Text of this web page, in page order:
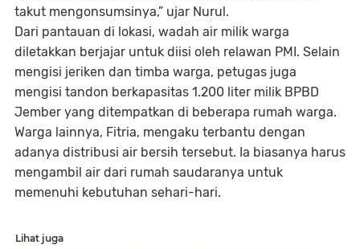
takut mengonsumsinya,” ujar Nurul.
Dari pantauan di lokasi, wadah air milik warga
diletakkan berjajar untuk diisi oleh relawan PMI. Selain
mengisi jeriken dan timba warga, petugas juga
mengisi tandon berkapasitas 1.200 liter milik BPBD
Jember yang ditempatkan di beberapa rumah warga.
Warga lainnya, Fitria, mengaku terbantu dengan
adanya distribusi air bersih tersebut. Ia biasanya harus
mengambil air dari rumah saudaranya untuk
memenuhi kebutuhan sehari-hari.
Lihat juga